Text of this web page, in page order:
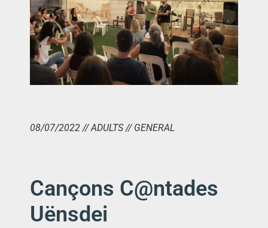
08/07/2022 // ADULTS // GENERAL
Cançons C@ntades
Uënsdei